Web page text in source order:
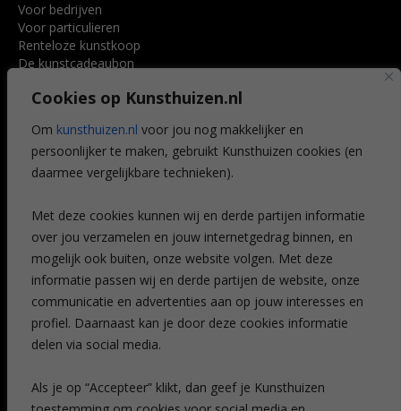
Cookies op Kunsthuizen.nl
Om kunsthuizen.nl voor jou nog makkelijker en
persoonlijker te maken, gebruikt Kunsthuizen cookies (en
daarmee vergelijkbare technieken).
Met deze cookies kunnen wij en derde partijen informatie
over jou verzamelen en jouw internetgedrag binnen, en
mogelijk ook buiten, onze website volgen. Met deze
informatie passen wij en derde partijen de website, onze
communicatie en advertenties aan op jouw interesses en
profiel. Daarnaast kan je door deze cookies informatie
delen via social media.
Als je op “Accepteer” klikt, dan geef je Kunsthuizen
Voor bedrijven
Voor particulieren
Renteloze kunstkoop
De kunstcadeaubon
Voordelen
Veelgestelde vragen
CONTACT
Leiden
Amsterdam
Breda
Favorieten
Mijn art alert
NIEUWSBRIEF